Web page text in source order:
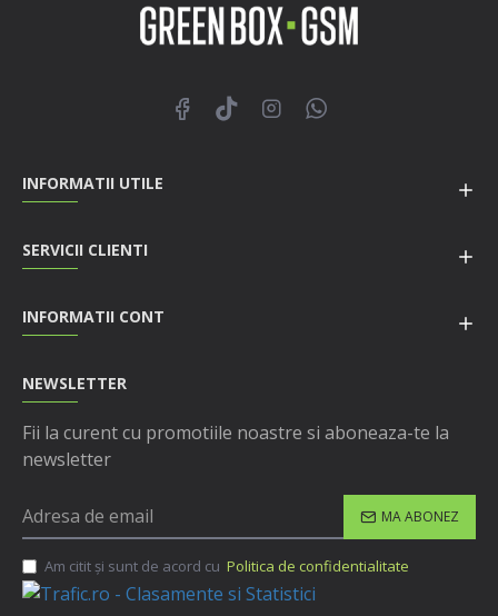
INFORMATII UTILE
SERVICII CLIENTI
INFORMATII CONT
NEWSLETTER
Fii la curent cu promotiile noastre si aboneaza-te la
newsletter
MA ABONEZ
Am citit şi sunt de acord cu Politica de confidentialitate